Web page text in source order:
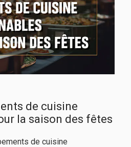
de cuisine
la saison des fêtes
de cuisine